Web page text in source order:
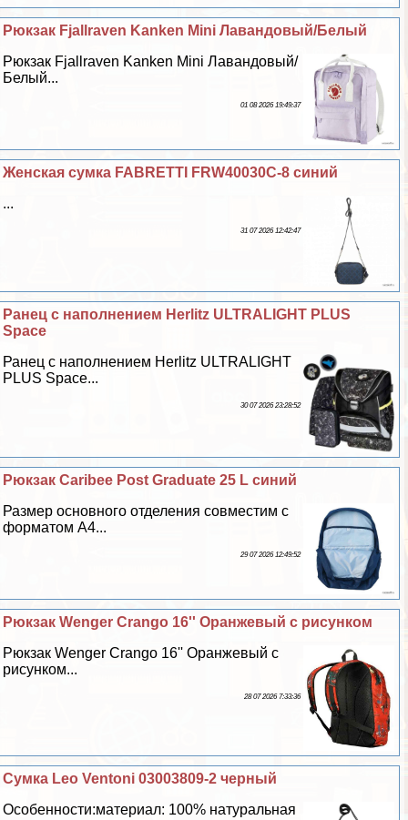
Рюкзак Fjallraven Kanken Mini Лавандовый/Белый
Рюкзак Fjallraven Kanken Mini Лавандовый/
Белый...
01 08 2026 19:49:37
Женская сумка FABRETTI FRW40030C-8 синий
...
31 07 2026 12:42:47
Ранец с наполнением Herlitz ULTRALIGHT PLUS
Space
Ранец с наполнением Herlitz ULTRALIGHT
PLUS Space...
30 07 2026 23:28:52
Рюкзак Caribee Post Graduate 25 L синий
Размер основного отделения совместим с
форматом A4...
29 07 2026 12:49:52
Рюкзак Wenger Crango 16'' Оранжевый с рисунком
Рюкзак Wenger Crango 16'' Оранжевый с
рисунком...
28 07 2026 7:33:36
Сумка Leo Ventoni 03003809-2 черный
Особенности:материал: 100% натуральная